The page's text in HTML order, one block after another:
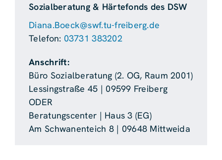
Sozialberatung & Härtefonds des DSW
Diana.Boeck@swf.tu-freiberg.de
Telefon: 03731 383202
Anschrift:
Büro Sozialberatung (2. OG, Raum 2001)
Lessingstraße 45 | 09599 Freiberg
ODER
Beratungscenter | Haus 3 (EG)
Am Schwanenteich 8 | 09648 Mittweida